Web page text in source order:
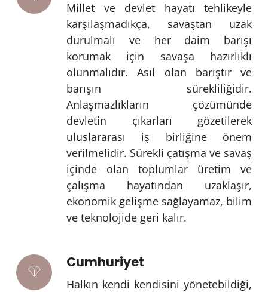
Millet ve devlet hayatı tehlikeyle
karşılaşmadıkça, savaştan uzak
durulmalı ve her daim barışı
korumak için savaşa hazırlıklı
olunmalıdır. Asıl olan barıştır ve
barışın sürekliliğidir.
Anlaşmazlıkların çözümünde
devletin çıkarları gözetilerek
uluslararası iş birliğine önem
verilmelidir. Sürekli çatışma ve savaş
içinde olan toplumlar üretim ve
çalışma hayatından uzaklaşır,
ekonomik gelişme sağlayamaz, bilim
ve teknolojide geri kalır.
Cumhuriyet
Halkın kendi kendisini yönetebildiği,